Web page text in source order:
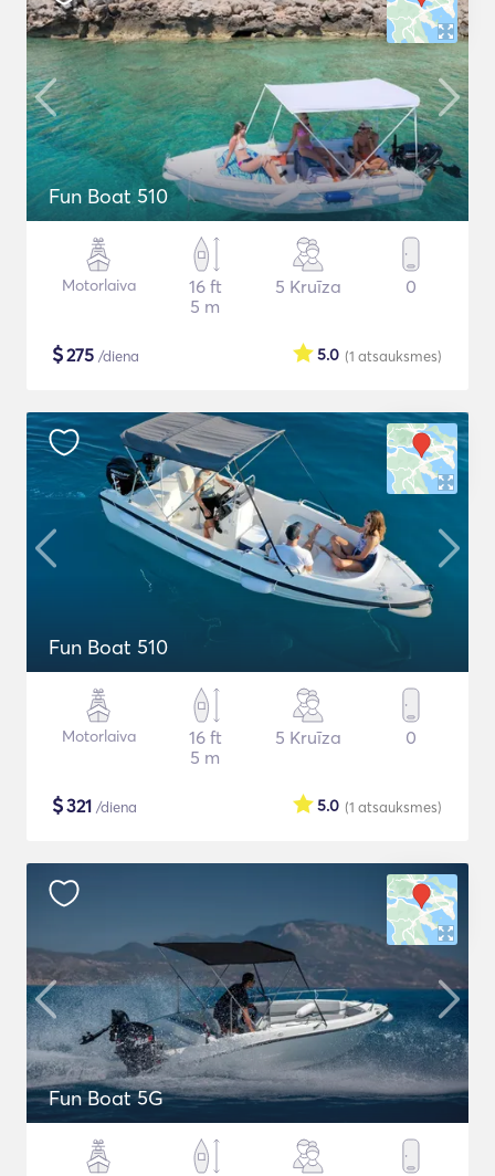
Fun Boat 510
Motorlaiva
16 ft
5 m
5 Kruīza 0
$275 /diena (1 atsauksmes)
5.0
Fun Boat 510
Motorlaiva
16 ft
5 m
5 Kruīza 0
$321 /diena (1 atsauksmes)
5.0
Fun Boat 5G